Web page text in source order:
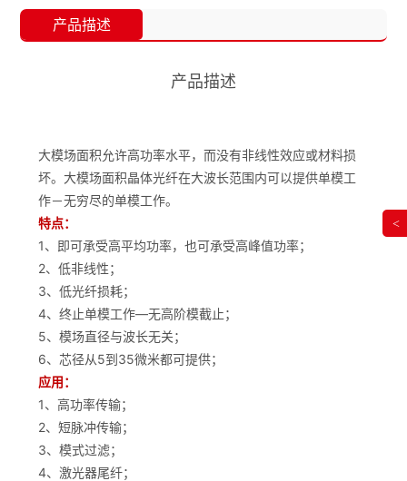
产品描述
产品描述
大模场面积允许高功率水平，而没有非线性效应或材料损
坏。大模场面积晶体光纤在大波长范围内可以提供单模工
作－无穷尽的单模工作。
特点：
1、即可承受高平均功率，也可承受高峰值功率；
2、低非线性；
3、低光纤损耗；
4、终止单模工作—无高阶模截止；
5、模场直径与波长无关；
6、芯径从5到35微米都可提供；
应用：
1、高功率传输；
2、短脉冲传输；
3、模式过滤；
4、激光器尾纤；
<